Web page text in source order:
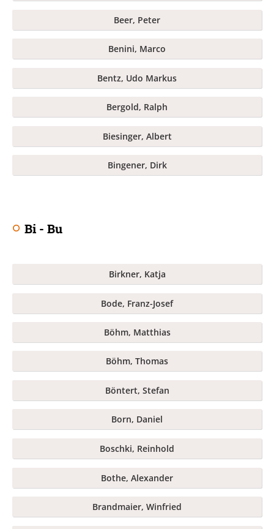
Beer, Peter
Benini, Marco
Bentz, Udo Markus
Bergold, Ralph
Biesinger, Albert
Bingener, Dirk
Bi - Bu
Birkner, Katja
Bode, Franz-Josef
Böhm, Matthias
Böhm, Thomas
Böntert, Stefan
Born, Daniel
Boschki, Reinhold
Bothe, Alexander
Brandmaier, Winfried